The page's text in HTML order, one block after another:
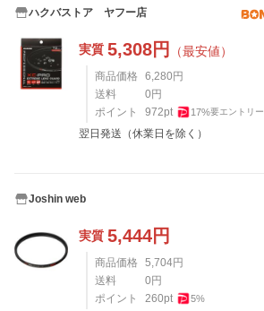
ハクバストア ヤフー店
実質 5,308円 （最安値）
商品価格 6,280 円
送料
0 円
ポイント
972pt 17%要エントリー
翌日発送（休業日を除く）
Joshin web
実質 5,444円
商品価格 5,704円
送料
0 円
ポイント
260pt 5%